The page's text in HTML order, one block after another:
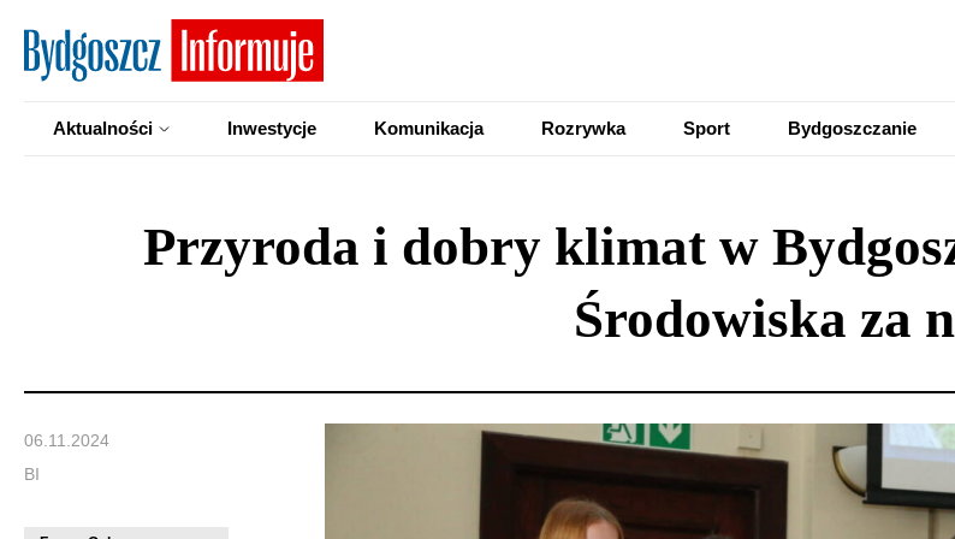
Aktualności Inwestycje Komunikacja Rozrywka Sport Bydgoszczanie
Przyroda i dobry klimat w
Środowiska za
06.11.2024
BI